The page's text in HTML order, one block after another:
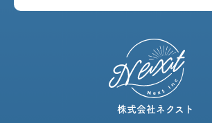
株式会社ネクスト